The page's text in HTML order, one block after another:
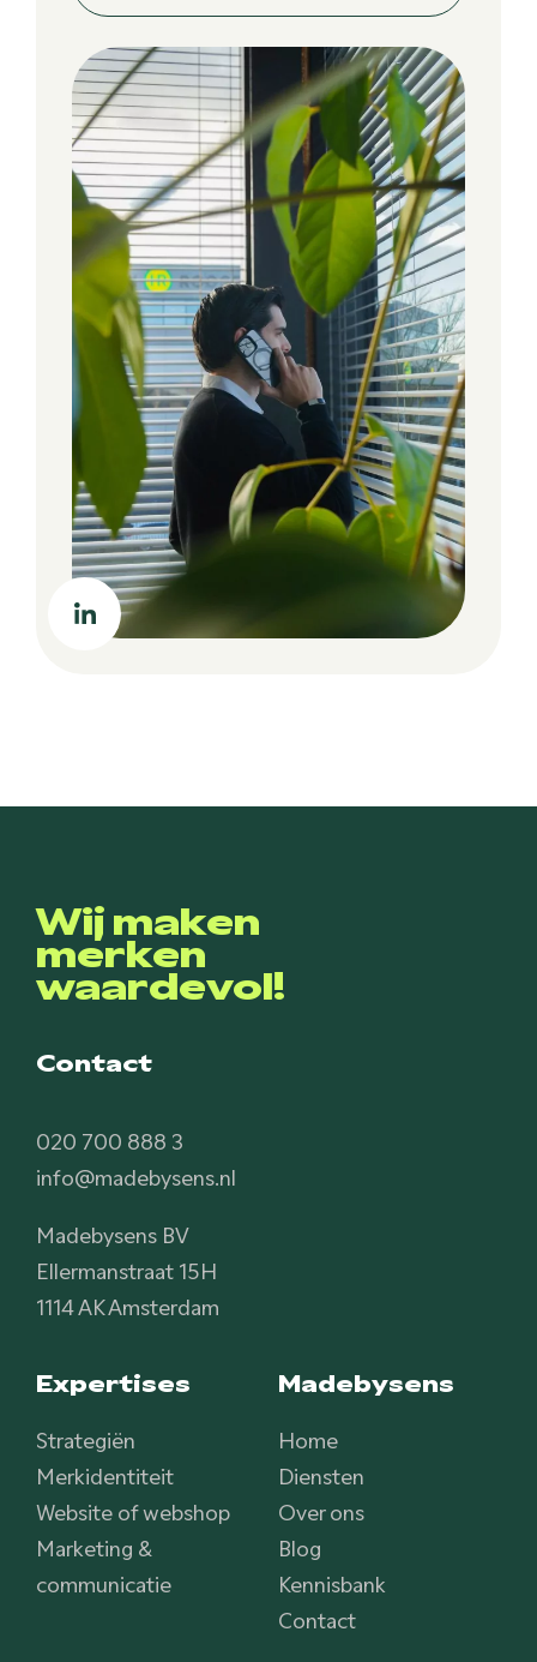
Wij maken
merken
waardevol!
Contact
020 700 888 3
info@madebysens.nl
Madebysens BV
Ellermanstraat 15H
1114 AK Amsterdam
Expertises
Strategiën
Merkidentiteit
Website of webshop
Marketing &
communicatie
Madebysens
Home
Diensten
Over ons
Blog
Kennisbank
Contact